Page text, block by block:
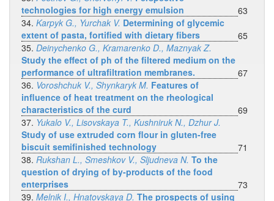
technologies for high energy emulsion
63
34. Karpyk G., Yurchak V. Determining of glycemic
extent of pasta, fortified with dietary fibers
65
35. Deinychenko G., Kramarenko D., Maznyak Z.
Study the effect of ph of the filtered medium on the
performance of ultrafiltration membranes.
67
36. Voroshchuk V., Shynkaryk M. Features of
influence of heat treatment on the rheological
characteristics of the curd
69
37. Yukalo V., Lisovskaya T., Kushniruk N., Dzhur J.
Study of use extruded corn flour in gluten-free
biscuit semifinished technology
71
38. Rukshan L., Smeshkov V., Sljudneva N. To the
question of drying of by-products of the food
enterprises
73
39. Melnik I., Hnatovskaya D. The prospects of using